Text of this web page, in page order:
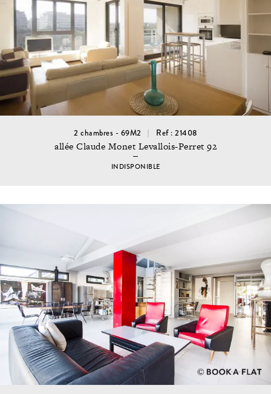
2 chambres - 69M2 Ref : 21408
allée Claude Monet Levallois-Perret 92
INDISPONIBLE